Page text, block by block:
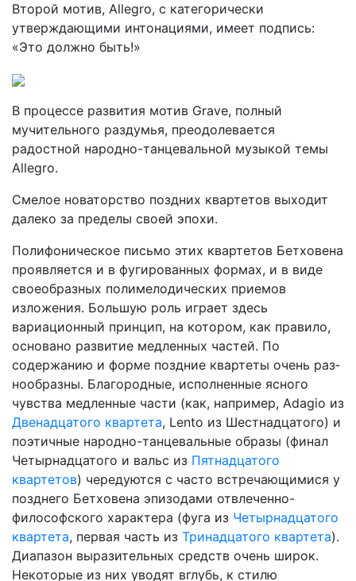
Второй мотив, Allegro, с категорически
утверждающими инто­нациями, имеет подпись:
«Это должно быть!»
В процессе развития мотив Grave, полный
мучительного раз­думья, преодолевается
радостной народно-танцевальной музыкой темы
Allegro.
Смелое новаторство поздних квартетов выходит
далеко за пре­делы своей эпохи.
Полифоническое письмо этих квартетов Бетховена
проявляется и в фугированных формах, и в виде
своеобразных полимелодиче­ских приемов
изложения. Большую роль играет здесь
вариацион­ный принцип, на котором, как правило,
основано развитие медлен­ных частей. По
содержанию и форме поздние квартеты очень раз­
нообразны. Благородные, исполненные ясного
чувства медленные части (как, например, Adagio из
Двенадцатого квартета, Lento из Шестнадцатого) и
поэтичные народно-танцевальные образы (финал
Четырнадцатого и вальс из Пятнадцатого
квартетов) череду­ются с часто встречающимися у
позднего Бетховена эпизодами отвлеченно-
философского характера (фуга из Четырнадцатого
квартета, первая часть из Тринадцатого квартета).
Диапазон вы­разительных средств очень широк.
Некоторые из них уводят вглубь, к стилю